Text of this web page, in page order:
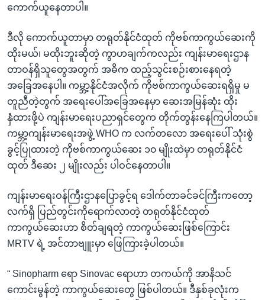
ကောက်ယူနေတာပါ။
ဒီလို ကောက်ယူတာမှာ တရုတ်နိုင်ငံထုတ် ကိုဗစ်ကာကွယ်ဆေးကို
ထိုးမယ်၊ မထိုးဘူးဆိုတဲ့ ကွာဟချက်ကလည်း ကျန်းမာရေးဌာန
တာဝန်ရှိသူတွေအတွက် အဓိက ထည့်သွင်းစဉ်းစားနေရတဲ့
အခြေအနေပါ။ ကမ္ဘာ့နိုင်ငံအလိုက် ကိုဗစ်ကာကွယ်ဆေးရရှိမှု မ
တူညီတဲ့တွက် အရေးပေါ်အခြေအနေမှာ ဆေးအမြန်ဆုံး ထိုး
နှံထားဖို့ပဲ ကျန်းမာရေးပညာရှင်တွေက တိုက်တွန်းနေကြပါတယ်။
ကမ္ဘာ့ကျန်းမာရေးအဖွဲ့ WHO က လက်တလော အရေးပေါ် သုံးစွဲ
ခွင့်ပြုထားတဲ့ ကိုဗစ်ကာကွယ်ဆေး ၁၀ မျိုးထဲမှာ တရုတ်နိုင်ငံ
ထုတ် ဒီဆေး ၂ မျိုးလည်း ပါဝင်နေတာပါ။
ကျန်းမာရေးဝန်ကြီးဌာနပြောခွင့်ရ ဒေါက်တာခင်ခင်ကြီးကတော့
လက်ရှိ ပြည်တွင်းကိုရောက်လာတဲ့ တရုတ်နိုင်ငံထုတ်
ကာကွယ်ဆေးဟာ စိတ်ချရတဲ့ ကာကွယ်ဆေးဖြစ်ကြောင်း
MRTV ရဲ့ အင်တာဗျူးမှာ ဖြေကြားခဲ့ပါတယ်။
“ Sinopharm ရော Sinovac ရောဟာ တကယ်ကို အာနိသင်
ကောင်းမွန်တဲ့ ကာကွယ်ဆေးတွေ ဖြစ်ပါတယ်။ ဒီနှစ်ခုလုံးက